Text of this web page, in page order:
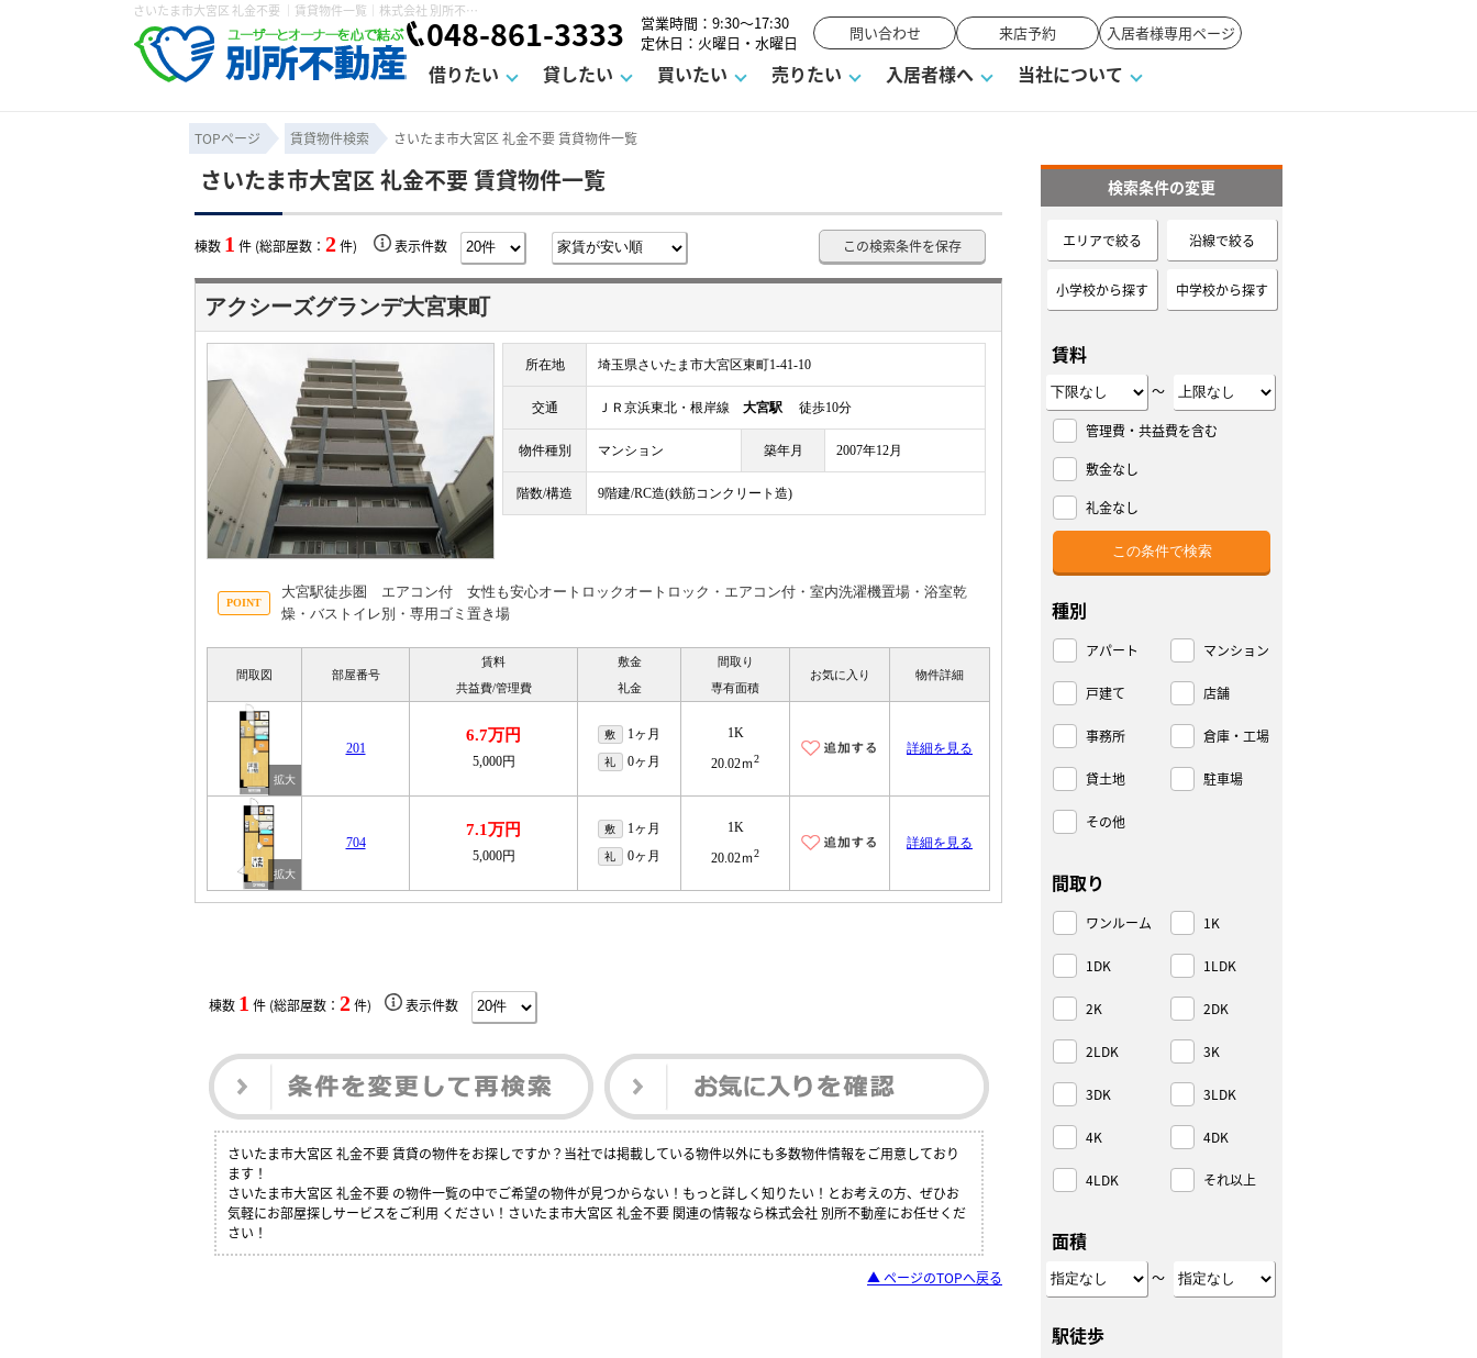
さいたま市大宮区 礼金不要 ｜賃貸物件一覧｜株式会社 別所不動産
048-861-3333
営業時間：9:30～17:30
定休日：火曜日・水曜日
問い合わせ 来店予約 入居者様専用ページ
借りたい
条件から探す 学区から探す 町名から探す 駐車場を探す お気に入り一覧 物件閲覧履歴
保存した検索条件 賃貸契約までの流れ よくある質問 不動産用語・賃貸用語集
貸したい
賃貸管理について 賃貸経営塾 賃貸Q&A 空室対策 業界ニュース
オーナー座談会 賃貸法律相談室
買いたい
売買物件一覧 購入時の諸費用 購入までの流れ よくある質問 マンションVS戸建て 賃貸vs持ち家
売りたい
不動産売却について 住み替え 借地底地 相続 仲介手数料について
媒介契約の種類 諸費用 仲介と買取の違い 必要な書類 売却の流れ 高く売るポイント
よくある質問
入居者様へ
入居者様専用ページ 退去申請フォーム 駐車場解約フォーム
当社について
会社概要 スタッフ紹介 お知らせ お客様の声 街紹介 お問い合わせ 来店予約
個人情報の取り扱い カスタマーハラスメントに対する基本方針
TOPページ 賃貸物件検索 さいたま市大宮区 礼金不要 賃貸物件一覧
さいたま市大宮区 礼金不要 賃貸物件一覧
棟数 1 件 (総部屋数： 2件) 表示件数 この検索条件を保存
アクシーズグランデ大宮東町
所在地 埼玉県さいたま市大宮区東町1-41-10
交通 ＪＲ京浜東北・根岸線 大宮駅 徒歩10分
物件種別 マンション 築年月 2007年12月
階数/構造 9階建/RC造(鉄筋コンクリート造)
大宮駅徒歩圏 エアコン付 女性も安心オートロックオートロック・エアコン付・室内洗濯機置場・浴室乾
燥・バストイレ別・専用ゴミ置き場
間取図 部屋番号
賃料
共益費/管理費
敷金
礼金
間取り
専有面積
お気に入り 物件詳細
201
6.7万円
5,000円
敷 1ヶ月
礼 0ヶ月
1K
20.02ｍ2
詳細を見る
704
7.1万円
5,000円
敷 1ヶ月
礼 0ヶ月
1K
20.02ｍ2
詳細を見る
棟数 1 件 (総部屋数： 2件) 表示件数
さいたま市大宮区 礼金不要 賃貸の物件をお探しですか？当社では掲載している物件以外にも多数物件情報をご用意しており
ます！
さいたま市大宮区 礼金不要 の物件一覧の中でご希望の物件が見つからない！もっと詳しく知りたい！とお考えの方、ぜひお
気軽にお部屋探しサービスをご利用 ください！さいたま市大宮区 礼金不要 関連の情報なら株式会社 別所不動産にお任せくだ
さい！
▲ ページのTOPへ戻る
検索条件の変更
エリアで絞る 沿線で絞る
小学校から探す 中学校から探す
賃料
～
管理費・共益費を含む
敷金なし
礼金なし
種別
アパート マンション
戸建て 店舗
事務所 倉庫・工場
貸土地 駐車場
その他
間取り
ワンルーム 1K
1DK 1LDK
2K 2DK
2LDK 3K
3DK 3LDK
4K 4DK
4LDK それ以上
面積
～
駅徒歩